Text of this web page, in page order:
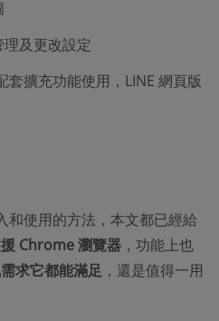
及更改設定
擴充功能使用，LINE 網頁版
和使用的方法，本文都已經給
Chrome 瀏覽器 ，功能上也
求它都能滿足 ，還是值得一用